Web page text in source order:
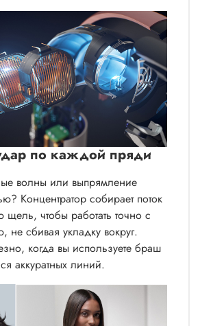
по каждой пряди
волны или выпрямление
Концентратор собирает поток
щель, чтобы работать точно с
не сбивая укладку вокруг.
когда вы используете браш
аккуратных линий.